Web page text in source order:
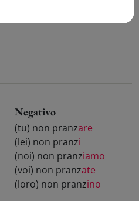
Negativo
(tu) non pranzare
(lei) non pranzi
(noi) non pranziamo
(voi) non pranzate
(loro) non pranzino